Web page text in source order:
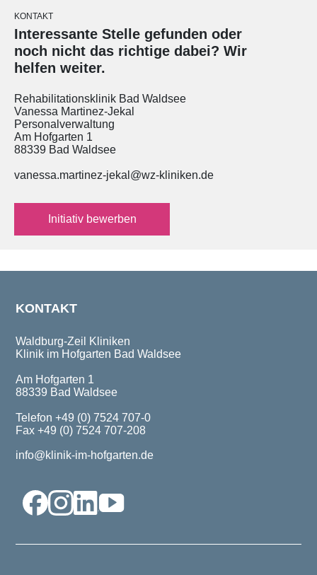
KONTAKT
Interessante Stelle gefunden oder
noch nicht das richtige dabei? Wir
helfen weiter.
Rehabilitationsklinik Bad Waldsee
Vanessa Martinez-Jekal
Personalverwaltung
Am Hofgarten 1
88339 Bad Waldsee
vanessa.martinez-jekal@wz-kliniken.de
Initiativ bewerben
KONTAKT
Waldburg-Zeil Kliniken
Klinik im Hofgarten Bad Waldsee
Am Hofgarten 1
88339 Bad Waldsee
Telefon +49 (0) 7524 707-0
Fax +49 (0) 7524 707-208
info@klinik-im-hofgarten.de